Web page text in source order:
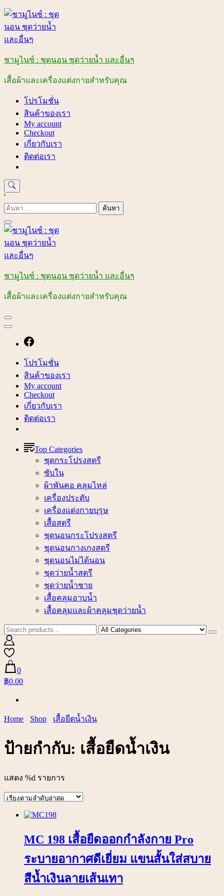
Skip
content
ชามูไนซ์ : ชุดนอน ชุดว่ายน้ำ และอื่นๆ
เสื้อผ้าและเครื่องแต่งกายสำหรับคุณ
โปรโมชั่น
สินค้าของเรา
My account
Checkout
เกี่ยวกับเรา
ติดต่อเรา
'
ค้นหา
สำหรับ:
ชามูไนซ์ : ชุดนอน ชุดว่ายน้ำ และอื่นๆ
เสื้อผ้าและเครื่องแต่งกายสำหรับคุณ
โปรโมชั่น
สินค้าของเรา
My account
Checkout
เกี่ยวกับเรา
ติดต่อเรา
Top Categories
ชุดกระโปรงสตรี
ซับใน
ผ้าพันคอ คลุมไหล่
เครื่องประดับ
เครื่องแต่งกายบุรุษ
เสื้อสตรี
ชุดนอนกระโปรงสตรี
ชุดนอนกางเกงสตรี
ชุดนอนไม่ได้นอน
ชุดว่ายน้ำสตรี
ชุดว่ายน้ำชาย
เสื้อคลุมอาบน้ำ
เสื้อคลุมและผ้าคลุมชุดว่ายน้ำ
0
฿0.00
Home Shop เสื้อยืดน้ำเงิน
ป้ายกำกับ: เสื้อยืดน้ำเงิน
แสดง %d รายการ
MC 198 เสื้อยืดออกกำลังกาย Pro
ระบายอากาศดีเยี่ยม แขนสั้นใส่สบาย
สีน้ำเงินลายเส้นเทา